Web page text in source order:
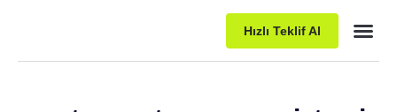
Hızlı Teklif Al